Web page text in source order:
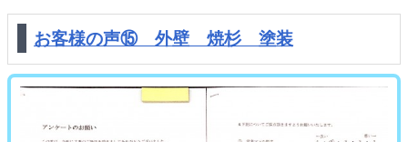
お客様の声⑮ 外壁 焼杉 塗装